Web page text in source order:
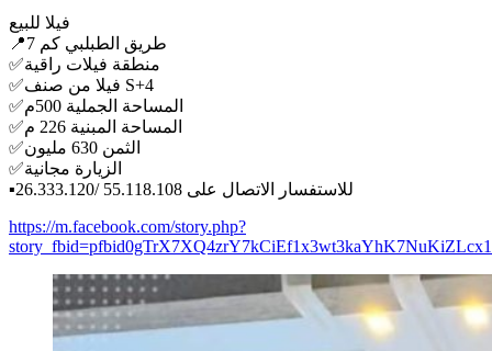
فيلا للبيع
📍طريق الطبلبي كم 7
✅منطقة فيلات راقية
✅فيلا من صنف S+4
✅المساحة الجملية 500م
✅المساحة المبنية 226 م
✅الثمن 630 مليون
✅الزيارة مجانية
▪️للاستفسار الاتصال على 55.118.108 /26.333.120
https://m.facebook.com/story.php?